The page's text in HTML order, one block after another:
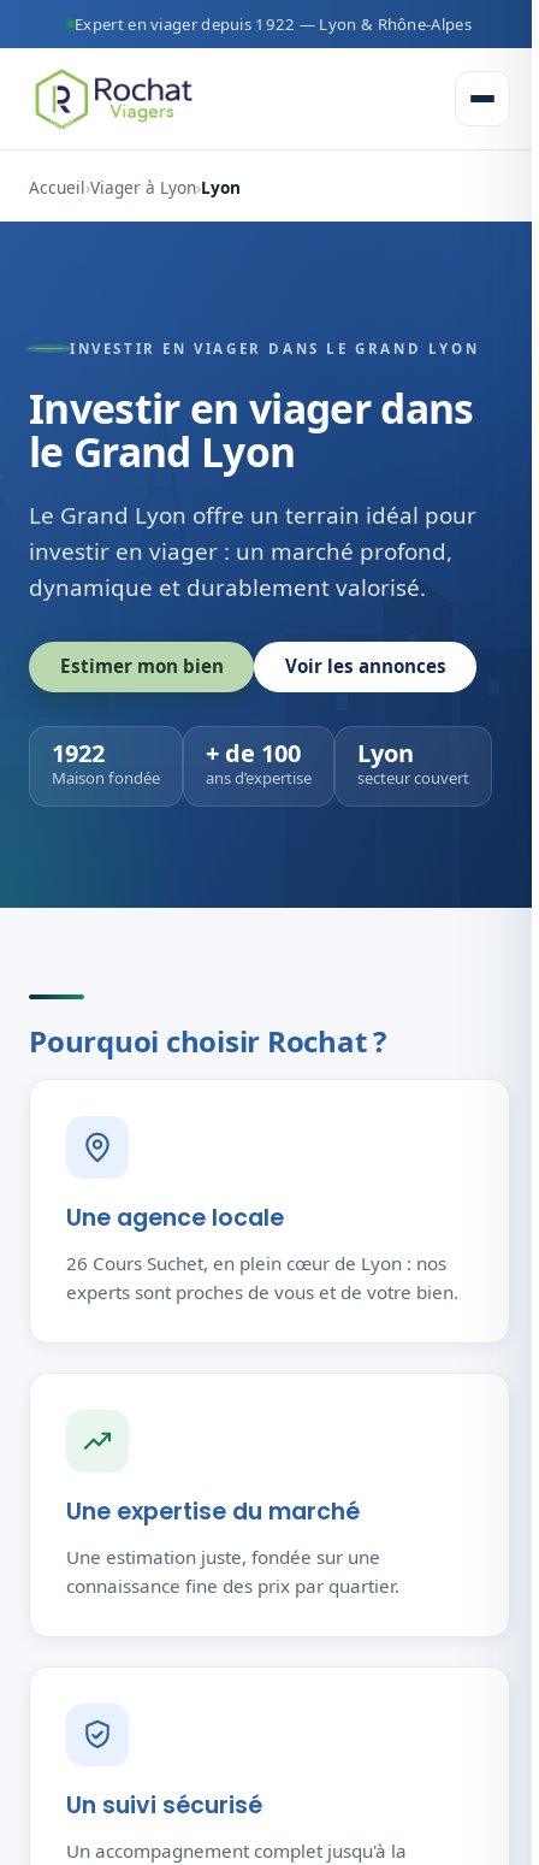
Expert en viager depuis 1922 — Lyon & Rhône-Alpes
Ouvrir
Accueil Viager à Lyon Lyon
INVESTIR EN VIAGER DANS LE GRAND LYON
Investir en viager dans
le Grand Lyon
Le Grand Lyon offre un terrain idéal pour
investir en viager : un marché profond,
dynamique et durablement valorisé.
Estimer mon bien Voir les annonces
1922
Maison fondée
+ de 100
ans d’expertise
Lyon
secteur couvert
Pourquoi choisir Rochat ?
Une agence locale
26 Cours Suchet, en plein cœur de Lyon : nos
experts sont proches de vous et de votre bien.
Une expertise du marché
Une estimation juste, fondée sur une
connaissance fine des prix par quartier.
Un suivi sécurisé
Un accompagnement complet jusqu'à la